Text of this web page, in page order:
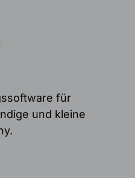
für
und kleine